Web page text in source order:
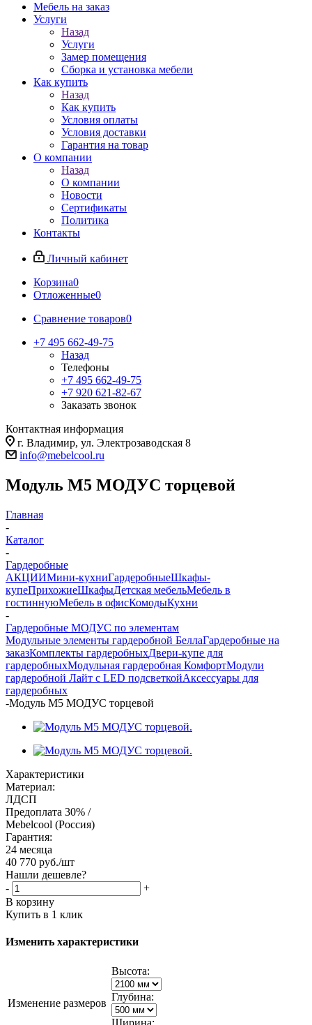
Мебель на заказ
Услуги
Назад
Услуги
Замер помещения
Сборка и установка мебели
Как купить
Назад
Как купить
Условия оплаты
Условия доставки
Гарантия на товар
О компании
Назад
О компании
Новости
Сертификаты
Политика
Контакты
Личный кабинет
Корзина0
Отложенные0
Сравнение товаров0
+7 495 662-49-75
Назад
Телефоны
+7 495 662-49-75
+7 920 621-82-67
Заказать звонок
Контактная информация
г. Владимир, ул. Электрозаводская 8
info@mebelcool.ru
Модуль М5 МОДУС торцевой
Главная
-
Каталог
-
Гардеробные
АКЦИИМини-кухниГардеробныеШкафы-
купеПрихожиеШкафыДетская мебельМебель в
гостиннуюМебель в офисКомодыКухни
-
Гардеробные МОДУС по элементам
Модульные элементы гардеробной БеллаГардеробные на
заказКомплекты гардеробныхДвери-купе для
гардеробныхМодульная гардеробная КомфортМодули
гардеробной Лайт с LED подсветкойАксессуары для
гардеробных
-Модуль М5 МОДУС торцевой
Характеристики
Материал:
ЛДСП
Предоплата 30% /
Mebelcool (Россия)
Гарантия:
24 месяца
40 770 руб./шт
Нашли дешевле?
-
+
В корзину
Купить в 1 клик
Изменить характеристики
Изменение размеров
Высота:
Глубина: